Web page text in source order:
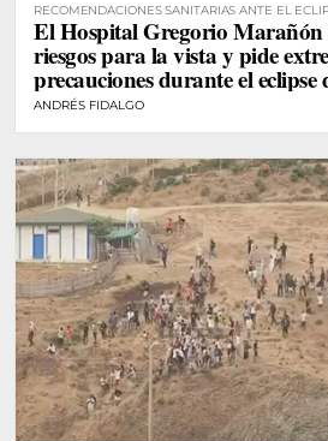
RECOMENDACIONES SANITARIAS ANTE EL
El Hospital Gregorio Marañón
riesgos para la vista y pide
precauciones durante el eclipse
ANDRÉS FIDALGO